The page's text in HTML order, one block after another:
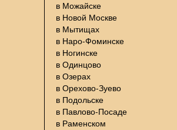
в Можайске
в Новой Москве
в Мытищах
в Наро-Фоминске
в Ногинске
в Одинцово
в Озерах
в Орехово-Зуево
в Подольске
в Павлово-Посаде
в Раменском